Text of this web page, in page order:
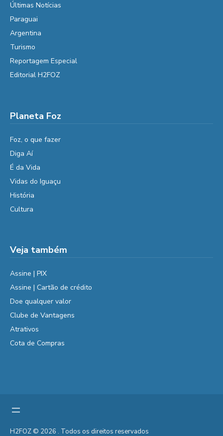
Últimas Notícias
Paraguai
Argentina
Turismo
Reportagem Especial
Editorial H2FOZ
Planeta Foz
Foz, o que fazer
Diga Aí
É da Vida
Vidas do Iguaçu
História
Cultura
Veja também
Assine | PIX
Assine | Cartão de crédito
Doe qualquer valor
Clube de Vantagens
Atrativos
Cota de Compras
H2FOZ © 2026 . Todos os direitos reservados